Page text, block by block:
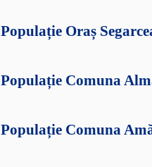
Populație Oraș
Populație Comuna
Populație Comuna